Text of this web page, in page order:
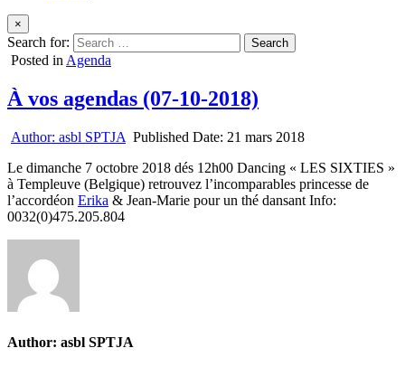
×
Search for:
Posted in Agenda
À vos agendas (07-10-2018)
Author: asbl SPTJA Published Date: 21 mars 2018
Le dimanche 7 octobre 2018 dés 12h00 Dancing « LES SIXTIES »
à Templeuve (Belgique) retrouvez l’incomparables princesse de
l’accordéon Erika & Jean-Marie pour un thé dansant Info:
0032(0)475.205.804
Author: asbl SPTJA